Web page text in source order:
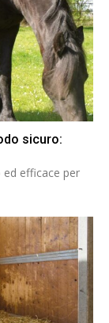
sicuro:
efficace per